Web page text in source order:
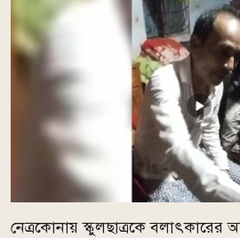
নেত্রকোনায় স্কুলছাত্রকে